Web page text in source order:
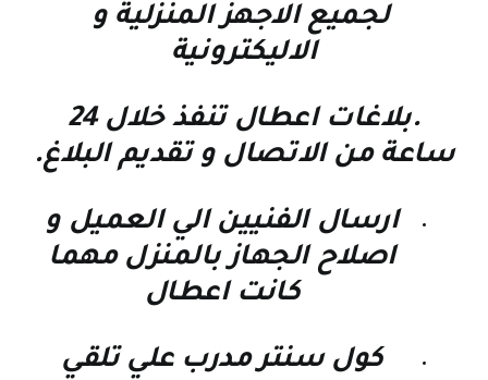
لجميع الاجهز المنزلية و
الاليكترونية
.بلاغات اعطال تنفذ خلال 24
ساعة من الاتصال و تقديم البلاغ.
ارسال الفنيين الي العميل و
اصلاح الجهاز بالمنزل مهما
كانت اعطال
كول سنتر مدرب علي تلقي